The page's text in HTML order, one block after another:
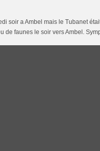
soir a Ambel mais le Tubanet
de faunes le soir vers Ambel.